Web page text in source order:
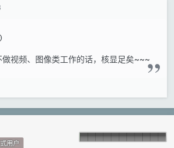
做视频、图像类工作的话，核显足矣~~~
用户